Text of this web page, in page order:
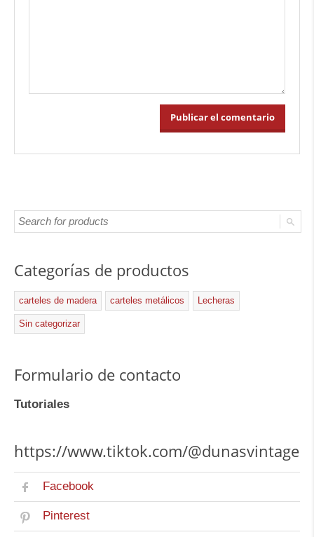
Categorías de productos
carteles de madera carteles metálicos Lecheras
Sin categorizar
Formulario de contacto
Tutoriales
https://www.tiktok.com/@dunasvintage
Facebook
Pinterest